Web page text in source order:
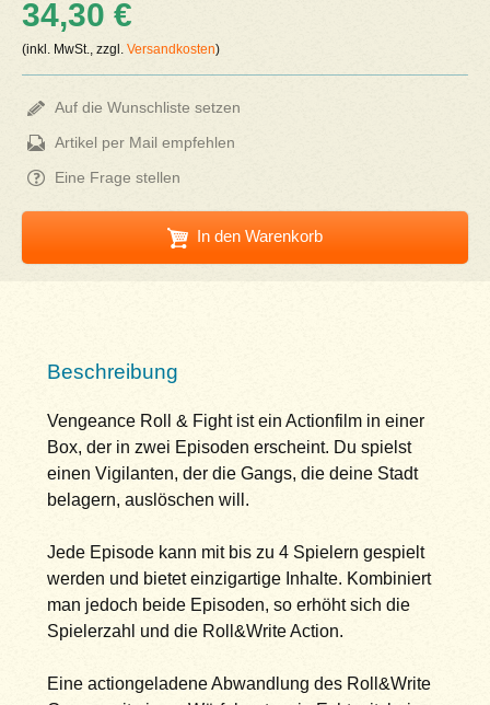
34,30 €
(inkl. MwSt., zzgl.Versandkosten)
Auf die Wunschliste setzen
Artikel per Mail empfehlen
Eine Frage stellen
In den Warenkorb
Beschreibung
Vengeance Roll & Fight ist ein Actionfilm in einer
Box, der in zwei Episoden erscheint. Du spielst
einen Vigilanten, der die Gangs, die deine Stadt
belagern, auslöschen will.
Jede Episode kann mit bis zu 4 Spielern gespielt
werden und bietet einzigartige Inhalte. Kombiniert
man jedoch beide Episoden, so erhöht sich die
Spielerzahl und die Roll&Write Action.
Eine actiongeladene Abwandlung des Roll&Write